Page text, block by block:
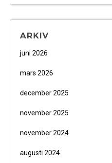
ARKIV
juni 2026
mars 2026
december 2025
november 2025
november 2024
augusti 2024